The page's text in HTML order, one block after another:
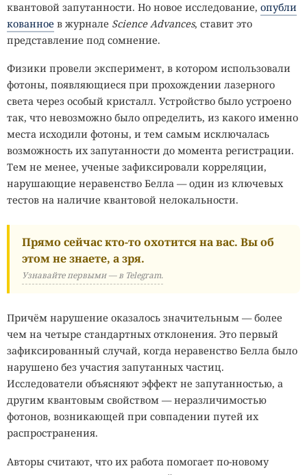
квантовой запутанности. Но новое исследование, опубли
кованное в журнале Science Advances, ставит это
представление под сомнение.
Физики провели эксперимент, в котором использовали
фотоны, появляющиеся при прохождении лазерного
света через особый кристалл. Устройство было устроено
так, что невозможно было определить, из какого именно
места исходили фотоны, и тем самым исключалась
возможность их запутанности до момента регистрации.
Тем не менее, ученые зафиксировали корреляции,
нарушающие неравенство Белла — один из ключевых
тестов на наличие квантовой нелокальности.
Прямо сейчас кто-то охотится на вас. Вы об
этом не знаете, а зря.
Узнавайте первыми — в Telegram.
Причём нарушение оказалось значительным — более
чем на четыре стандартных отклонения. Это первый
зафиксированный случай, когда неравенство Белла было
нарушено без участия запутанных частиц.
Исследователи объясняют эффект не запутанностью, а
другим квантовым свойством — неразличимостью
фотонов, возникающей при совпадении путей их
распространения.
Авторы считают, что их работа помогает по-новому